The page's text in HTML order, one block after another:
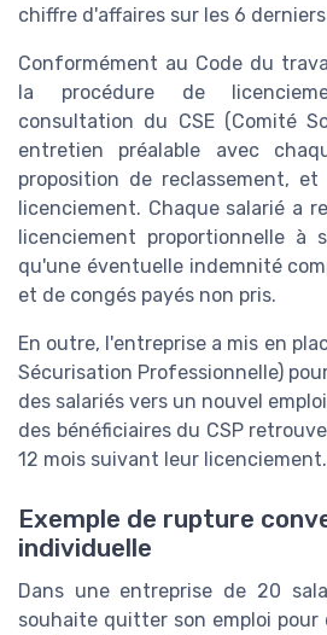
chiffre d'affaires sur les 6
Conformément au Code du
la procédure de
consultation du CSE (Comité
entretien préalable avec
proposition de reclassement,
licenciement. Chaque salarié a
licenciement proportionnelle à
qu'une éventuelle indemnité
et de congés payés non pris.
En outre, l'entreprise a mis en
Sécurisation Professionnelle)
des salariés vers un nouvel
des bénéficiaires du CSP
12 mois suivant leur licenciement.
Exemple de rupture
individuelle
Dans une entreprise de 20
souhaite quitter son emploi